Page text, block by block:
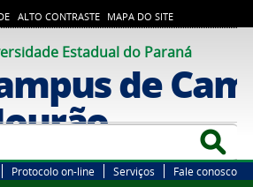
ALTO CONTRASTE MAPA DO SITE
Estadual do Paraná
de
Protocolo on-line Serviços Fale conosco